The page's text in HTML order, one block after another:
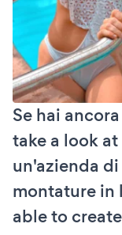
Se hai
take a look
un'azienda
montature in
able to